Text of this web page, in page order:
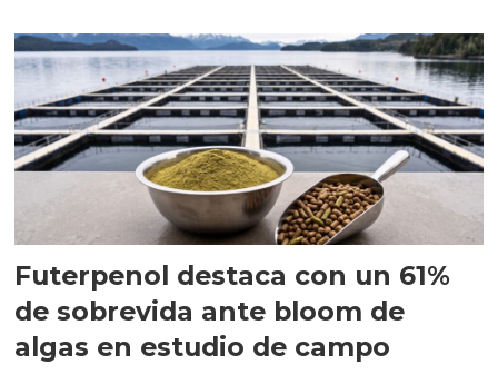
Futerpenol destaca con un 61%
de sobrevida ante bloom de
algas en estudio de campo